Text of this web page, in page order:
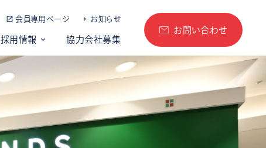
会員専用ページ お知らせ
採用情報 協力会社募集
お問い合わせ